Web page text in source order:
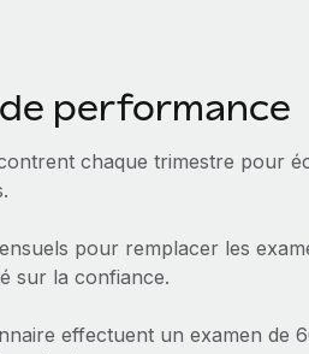
performance
chaque trimestre pour
pour remplacer les
sur la confiance.
effectuent un examen de